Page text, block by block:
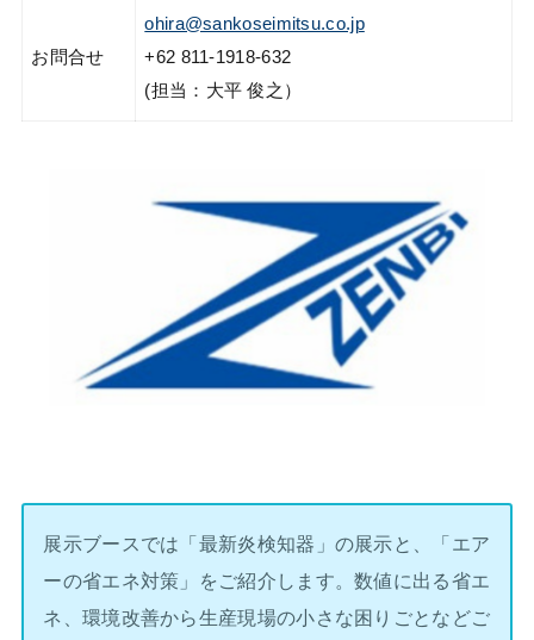
お問合せ
ohira@sankoseimitsu.co.jp
+62 811-1918-632
(担当：大平 俊之）
展示ブースでは「最新炎検知器」の展示と、「エア
ーの省エネ対策」をご紹介します。数値に出る省エ
ネ、環境改善から生産現場の小さな困りごとなどご